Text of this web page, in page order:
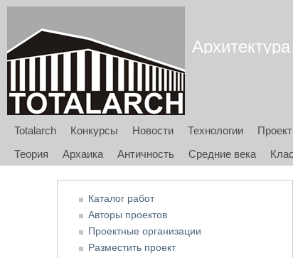
Totalarch Конкурсы Новости Технологии
Теория
Архаика Античность Средние века
Каталог работ
Авторы проектов
Проектные организации
Разместить проект